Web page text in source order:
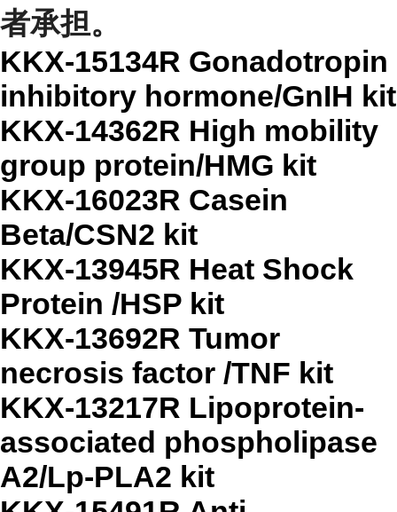
者承担。
KKX-15134R Gonadotropin
inhibitory hormone/GnIH kit
KKX-14362R High mobility
group protein/HMG kit
KKX-16023R Casein
Beta/CSN2 kit
KKX-13945R Heat Shock
Protein /HSP kit
KKX-13692R Tumor
necrosis factor /TNF kit
KKX-13217R Lipoprotein-
associated phospholipase
A2/Lp-PLA2 kit